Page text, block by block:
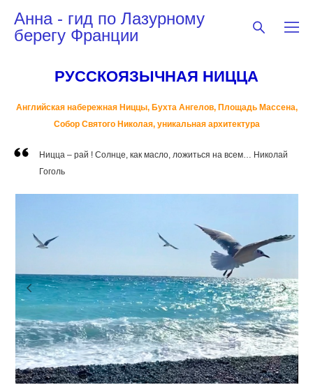
Анна - гид по Лазурному
берегу Франции
РУССКОЯЗЫЧНАЯ НИЦЦА
Английская набережная Ниццы, Бухта Ангелов, Площадь Массена,
Собор Святого Николая, уникальная архитектура
Ницца – рай ! Солнце, как масло, ложиться на всем… Николай
Гоголь